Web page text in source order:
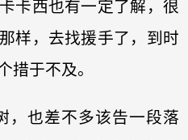
卡西也有一定了解，很
样，去找援手了，到时
措于不及。
，也差不多该告一段落